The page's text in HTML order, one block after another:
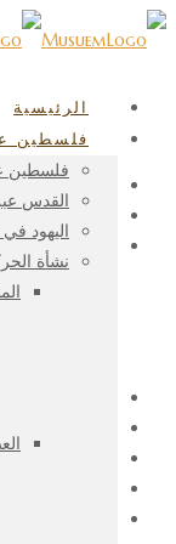
الرئيسية
فلسطين
فلسطين
القدس
اليهود
نشأة
الرئيسية
فلسطين عبر
فلسطين
القدس
اليهود
نشأة
الموجة
الموجة
الموجة
الموجة